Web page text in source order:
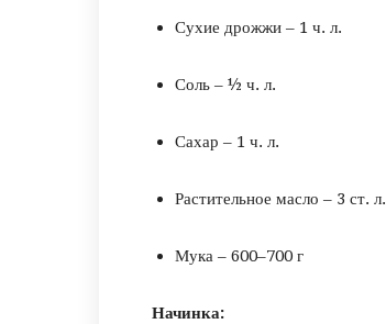
Сухие дрожжи – 1 ч. л.
Соль – ½ ч. л.
Сахар – 1 ч. л.
Растительное масло – 3 ст. л.
Мука – 600–700 г
Начинка: